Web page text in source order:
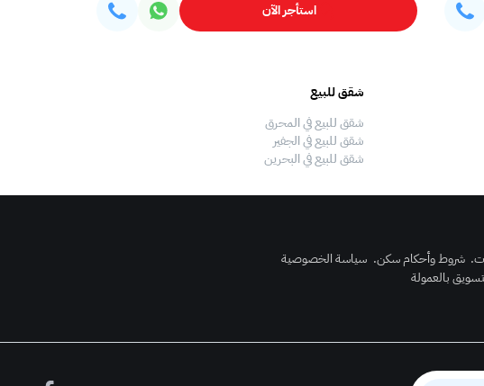
استأجر الآن
شقق للبيع
شقق للبيع في المحرق
شقق للبيع في الجفير
شقق للبيع في البحرين
. شروط وأحكام سكن. سياسة الخصوصية
بالعمولة